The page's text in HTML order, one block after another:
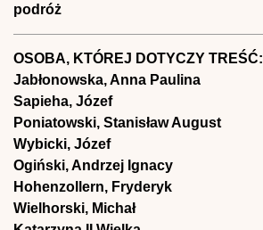
podróż
OSOBA, KTÓREJ DOTYCZY TREŚĆ:
Jabłonowska, Anna Paulina
Sapieha, Józef
Poniatowski, Stanisław August
Wybicki, Józef
Ogiński, Andrzej Ignacy
Hohenzollern, Fryderyk
Wielhorski, Michał